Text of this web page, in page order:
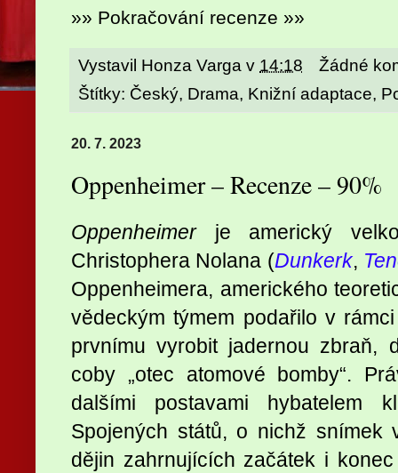
»» Pokračování recenze »»
Vystavil Honza Varga v 14:18
Žádné
Štítky: Český, Drama, Knižní adaptace,
20. 7. 2023
Oppenheimer – Recenze – 90%
Oppenheimerje americký
Christophera Nolana (Dunkerk,
Oppenheimera, amerického
vědeckým týmem podařilo v
prvnímu vyrobit jadernou zbraň,
coby „otec atomové bomby“.
dalšími postavami hybatelem
Spojených států, o nichž snímek
dějin zahrnujících začátek i